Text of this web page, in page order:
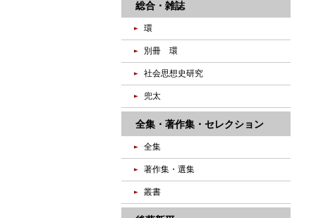
総合・雑誌
環
別冊 環
社会思想史研究
兜太
全集・著作集・セレクション
全集
著作集・選集
叢書